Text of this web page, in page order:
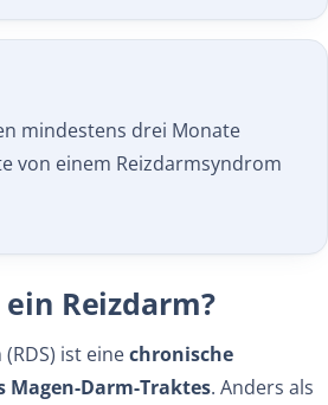
mindestens drei Monate
von einem Reizdarmsyndrom
Reizdarm?
ist einechronische
Darm-Traktes. Anders als